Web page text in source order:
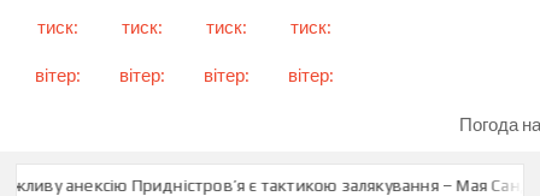
тиск:
вітер:
тиск:
вітер:
тиск:
вітер:
тиск:
вітер:
Погода
анексію Придністров’я є тактикою залякування – Мая Санду